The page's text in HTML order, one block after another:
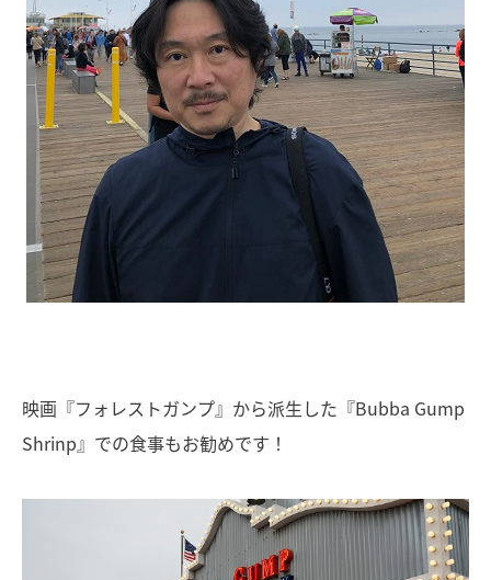
映画『フォレストガンプ』から派生した『Bubba Gump
Shrinp』での食事もお勧めです！